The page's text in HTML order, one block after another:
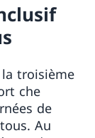
la troisième
che
de
Au